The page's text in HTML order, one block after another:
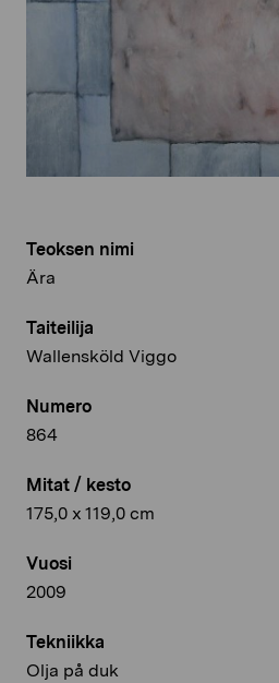
Teoksen nimi
Ära
Taiteilija
Wallensköld Viggo
Numero
864
Mitat / kesto
175,0 x 119,0 cm
Vuosi
2009
Tekniikka
Olja på duk